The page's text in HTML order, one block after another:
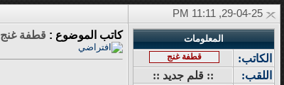
المعلومات
الكاتب: قطفة غنج
اللقب:
:: قلم جديد ::
كاتب الموضوع : قطفة غنج